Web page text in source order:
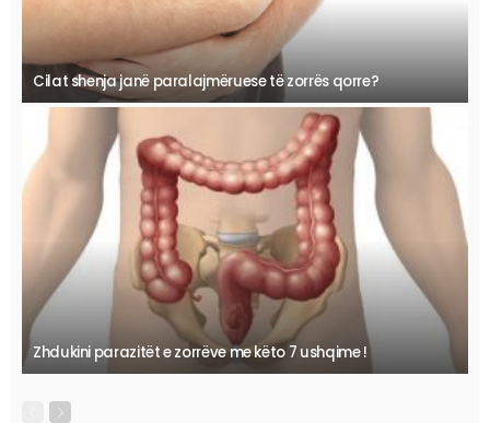
Cilat shenja janë paralajmëruese të zorrës qorre?
Zhdukini parazitët e zorrëve me këto 7 ushqime !